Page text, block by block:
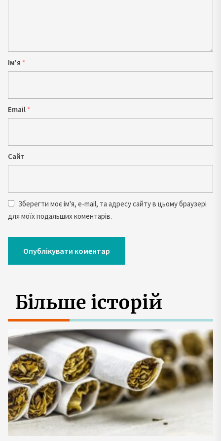
Ім'я *
Email *
Сайт
Зберегти моє ім'я, e-mail, та адресу сайту в цьому браузері
для моїх подальших коментарів.
Більше історій